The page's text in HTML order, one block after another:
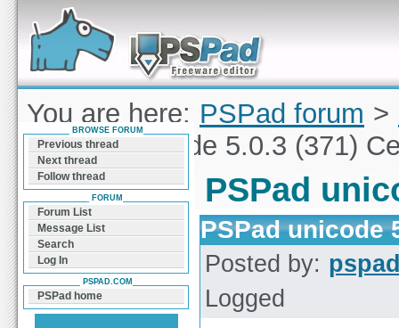
Forum can help you solve problems and quickly
find a solution with PSPad for Microsoft
Windows
You are here: PSPad forum >
PSPad unicode 5.0.3 (371)
PSPad
PSPad unicode
Posted by:
Logged
BROWSE FORUM
Previous thread
Next thread
Follow thread
FORUM
Forum List
Message List
Search
Log In
PSPAD.COM
PSPad home